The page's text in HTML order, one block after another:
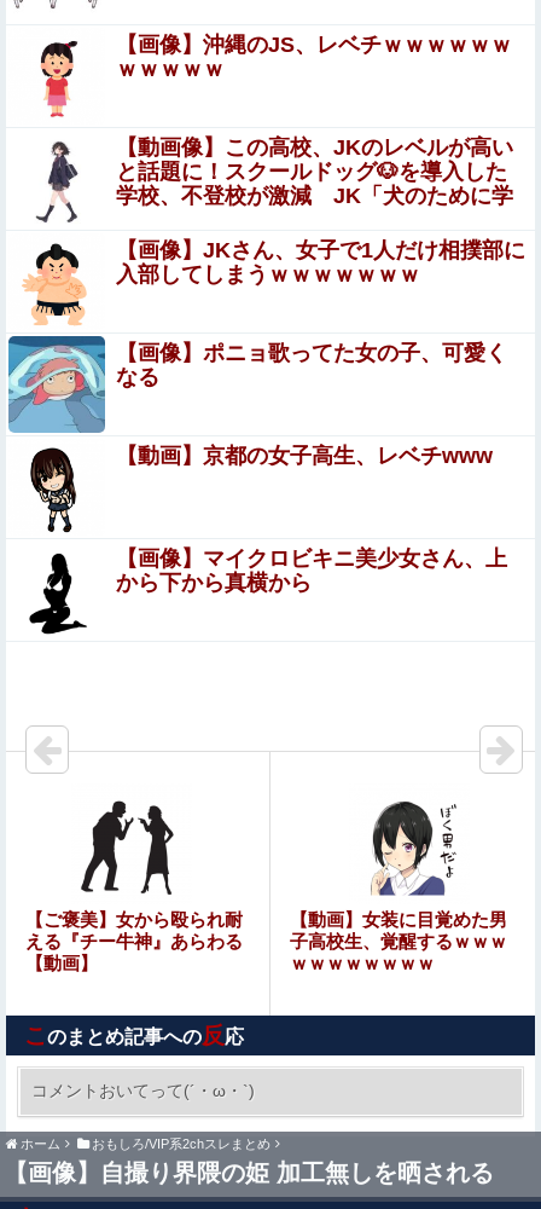
かりました…」
今まで賛成派から発言権を奪っていた減税反対派、だが全
員に発言権が与えられるように方式変更された途端……
【画像】 影山優佳さん(25)、下着姿であたシコが止まらな
【悲報】大阪で白昼堂々誘拐事件発生
wwwwwwwwwwwwwwwwwwwwwwwwwwwwwwwwwwww
【熊本地震】 発生後に居酒屋店内から温泉が吹き出す ←
これ前触れじゃね？
「ライザのアトリエ」ライザちゃんのフィギュア発売決
定！イラストそのままの超クオリティ！？太ももの再現度
が凄ーーい！
大人の色気ムンムンの人妻ちゃんとラブホでハメ撮り素人
画像だぁーｗｗｗ
一ノ瀬美空ちゃん、イワシの三枚おろしに挑戦！！！【乃
木坂46】
【画像あり】相澤仁美のケツ
【悲報】高市早苗に逆らった財務官僚、異例の左遷ｗｗｗ
下シェルター」整備を正式表明他
れいわ新選組の新党名は「いのちの党」 旧グッズ半額で
販売 どうなる秘書給与疑惑
【速報】京大病院、手術ミスで『正常な脳』を摘出 → 患
者は自発呼吸不可能な植物状態に
【画像】山ガールさん、山でラーメンを食べたらおじさん
に怒られるｗｗｗ
サービス開始へwwww
【悲報】なんでも「へへっｗ」って誤魔化してきたワイの
末路がこちらｗｗｗｗｗｗｗｗｗｗ
彼の母親と初めて食事した時に彼母が「私ちゃん
は結婚したら仕事辞める予定なんですってね」と
言ってきた
【画像】沖縄のJS、レベチｗｗｗｗｗｗ
ｗｗｗｗｗ
【動画像】この高校、JKのレベルが高い
と話題に！スクールドッグ🐶を導入した
学校、不登校が激減 JK「犬のために学
【画像】JKさん、女子で1人だけ相撲部に
入部してしまうｗｗｗｗｗｗｗ
【画像】ポニョ歌ってた女の子、可愛く
なる
【動画】京都の女子高生、レベチwww
【画像】マイクロビキニ美少女さん、上
から下から真横から
【ご褒美】女から殴られ耐
える『チー牛神』あらわる
【動画】
【動画】女装に目覚めた男
子高校生、覚醒するｗｗｗ
ｗｗｗｗｗｗｗｗ
このまとめ記事への反応
コメントおいてって(´・ω・`)
ホーム おもしろ/VIP系2chスレまとめ
【画像】自撮り界隈の姫 加工無しを晒される